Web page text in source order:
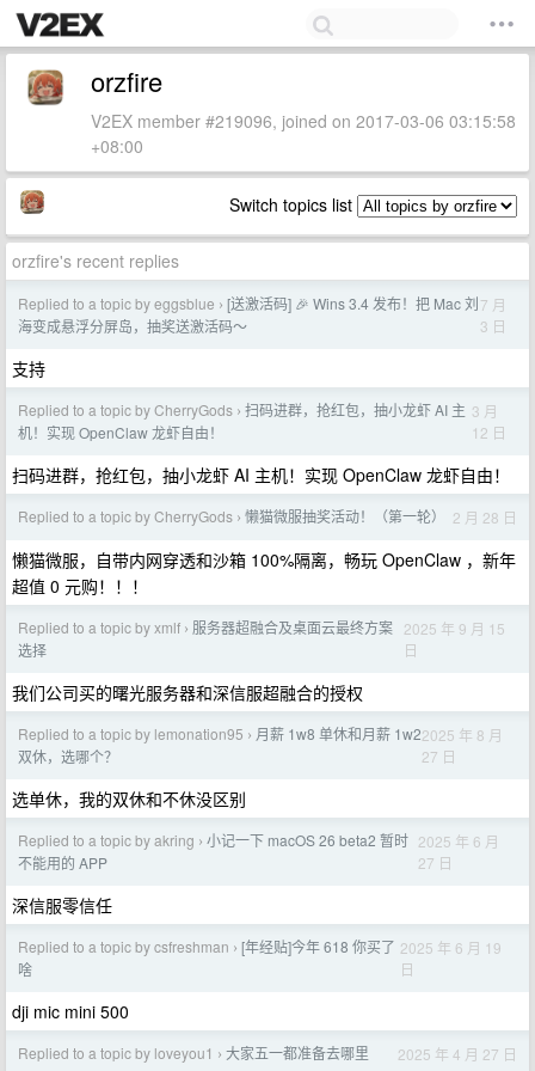
orzfire
V2EX member #219096, joined on 2017-03-06 03:15:58
+08:00
Switch topics list
orzfire's recent replies
Replied to a topic by eggsblue › [送激活码] 🎉 Wins 3.4 发布！把 Mac 刘
海变成悬浮分屏岛，抽奖送激活码～
7 月
3 日
支持
Replied to a topic by CherryGods › 扫码进群，抢红包，抽小龙虾 AI 主
机！实现 OpenClaw 龙虾自由！
3 月
12 日
扫码进群，抢红包，抽小龙虾 AI 主机！实现 OpenClaw 龙虾自由！
Replied to a topic by CherryGods › 懒猫微服抽奖活动！（第一轮） 2 月 28 日
懒猫微服，自带内网穿透和沙箱 100%隔离，畅玩 OpenClaw ，新年
超值 0 元购！！！
Replied to a topic by xmlf › 服务器超融合及桌面云最终方案
选择
2025 年 9 月 15
日
我们公司买的曙光服务器和深信服超融合的授权
Replied to a topic by lemonation95 › 月薪 1w8 单休和月薪 1w2
双休，选哪个？
2025 年 8 月
27 日
选单休，我的双休和不休没区别
Replied to a topic by akring › 小记一下 macOS 26 beta2 暂时
不能用的 APP
2025 年 6 月
27 日
深信服零信任
Replied to a topic by csfreshman › [年经贴]今年 618 你买了
啥
2025 年 6 月 19
日
dji mic mini 500
Replied to a topic by loveyou1 › 大家五一都准备去哪里 2025 年 4 月 27 日